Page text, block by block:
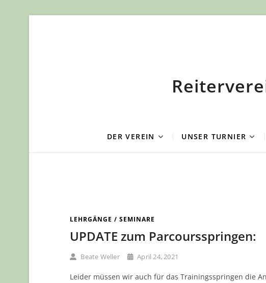
DER VEREIN UNSER TURNIER
LEHRGÄNGE / SEMINARE
UPDATE zum Parcoursspringen:
Beate Weller April 24, 2021
Leider müssen wir auch für das Trainingsspringen die